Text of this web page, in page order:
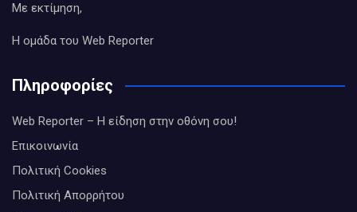
Με εκτίμηση,
Η ομάδα του Web Reporter
Πληροφορίες
Web Reporter – Η είδηση στην οθόνη σου!
Επικοινωνία
Πολιτική Cookies
Πολιτική Απορρήτου